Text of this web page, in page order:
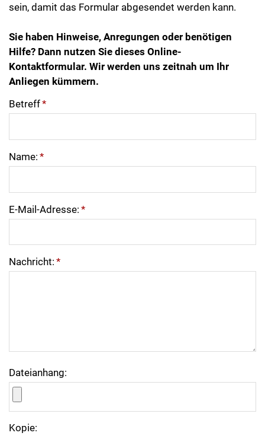
sein, damit das Formular abgesendet werden kann.
Sie haben Hinweise, Anregungen oder benötigen
Hilfe? Dann nutzen Sie dieses Online-
Kontaktformular. Wir werden uns zeitnah um Ihr
Anliegen kümmern.
Betreff*
Name: *
E-Mail-Adresse: *
Nachricht: *
Dateianhang:
Kopie: